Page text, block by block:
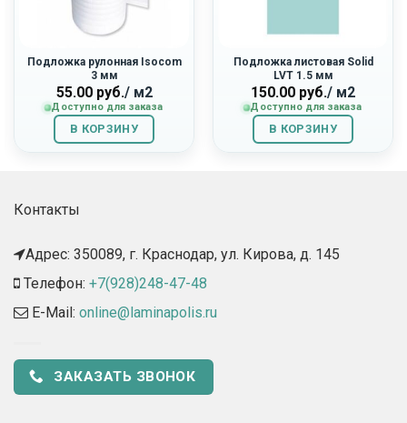
Подложка рулонная Isocom
3 мм
55.00руб./ м2
Доступно для заказа
В КОРЗИНУ
Подложка листовая Solid
LVT 1.5 мм
150.00 руб./ м2
Доступно для заказа
В КОРЗИНУ
Контакты
Адрес: 350089, г. Краснодар, ул. Кирова, д. 145​
Телефон: +7(928)248-47-48
E-Mail: online@laminapolis.ru
ЗАКАЗАТЬ ЗВОНОК